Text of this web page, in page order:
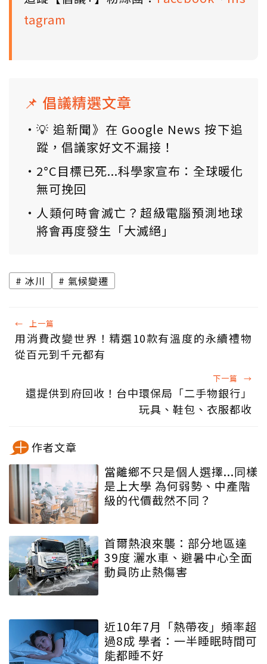
tagram
📌 倡議精選文章
💡 追新聞》在 Google News 按下追
蹤，倡議家好文不漏接！
2°C目標已死...科學家宣布：全球暖化
無可挽回
人類何時會滅亡？超級電腦預測地球
將會再度發生「大滅絕」
冰川 氣候變遷
← 上一篇
用消費改變世界！精選10款有溫度的永續禮物
從百元到千元都有
下一篇 →
還提供到府回收！台中環保局「二手物銀行」
玩具、鞋包、衣服都收
作者文章
當離鄉不只是個人選擇...同樣
是上大學 為何弱勢、中產階
級的代價截然不同？
首爾熱浪來襲：部分地區達
39度 灑水車、避暑中心全面
動員防止熱傷害
近10年7月「熱帶夜」頻率超
過8成 學者：一半睡眠時間可
能都睡不好